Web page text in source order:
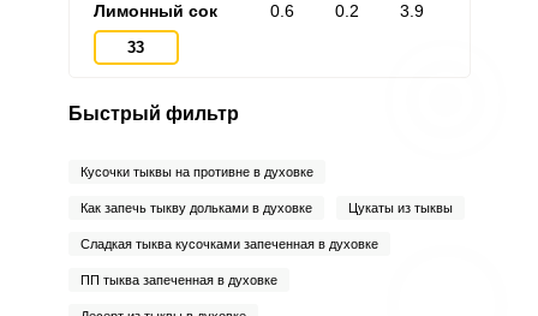
Лимонный сок
33
0.6 0.2 3.9
Быстрый фильтр
Кусочки тыквы на противне в духовке
Как запечь тыкву дольками в духовке Цукаты из тыквы
Сладкая тыква кусочками запеченная в духовке
ПП тыква запеченная в духовке